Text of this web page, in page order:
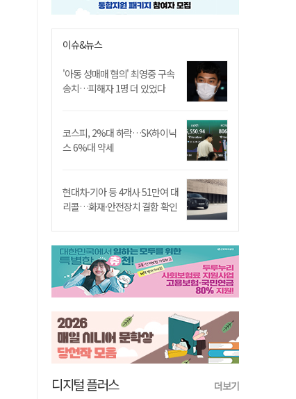
이슈&뉴스
'아동 성매매 혐의' 최영중 구속
송치…피해자 1명 더 있었다
코스피, 2%대 하락…SK하이닉
스 6%대 약세
현대차·기아 등 4개사 51만여 대
리콜…화재·안전장치 결함 확인
디지털 플러스 더보기